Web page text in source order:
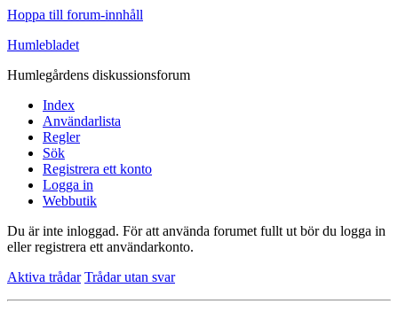
Hoppa till forum-innhåll
Humlebladet
Humlegårdens diskussionsforum
Index
Användarlista
Regler
Sök
Registrera ett konto
Logga in
Webbutik
Du är inte inloggad. För att använda forumet fullt ut bör du logga in
eller registrera ett användarkonto.
Aktiva trådar Trådar utan svar